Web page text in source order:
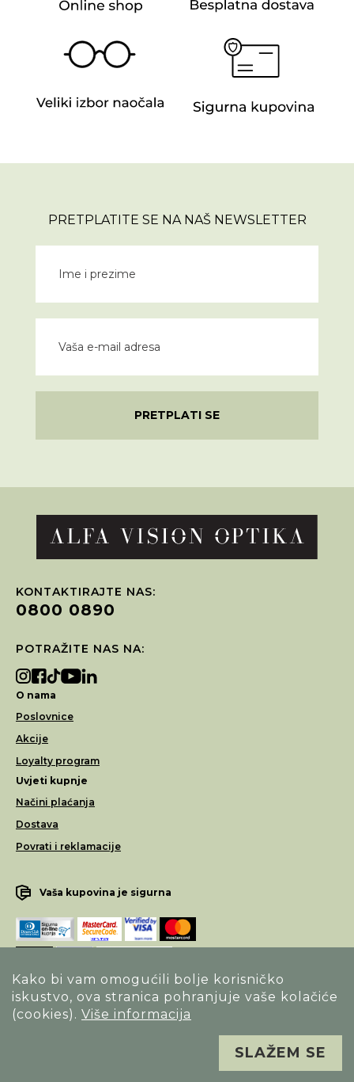
Kako bi vam omogućili bolje korisničko
iskustvo, ova stranica pohranjuje vaše kolačiće
(cookies). Više informacija
SLAŽEM SE
PRETPLATITE SE NA NAŠ NEWSLETTER
PRETPLATI SE
KONTAKTIRAJTE NAS:
0800 0890
POTRAŽITE NAS NA:
O nama
Poslovnice
Akcije
Loyalty program
Uvjeti kupnje
Načini plaćanja
Dostava
Povrati i reklamacije
Vaša kupovina je sigurna
Opći uvjeti poslovanja
Sva prava pridržana. Alfa Vision optika ©